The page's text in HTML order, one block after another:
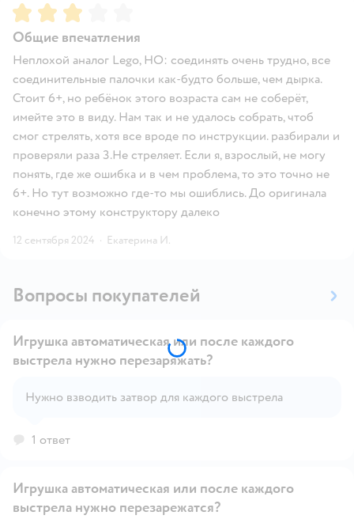
Рейтинг:3
Общие впечатления
Неплохой аналог Lego, НО: соединять очень трудно, все
соединительные палочки как-будто больше, чем дырка.
Стоит 6+, но ребёнок этого возраста сам не соберёт,
имейте это в виду. Нам так и не удалось собрать, чтоб
смог стрелять, хотя все вроде по инструкции. разбирали и
проверяли раза 3.Не стреляет. Если я, взрослый, не могу
понять, где же ошибка и в чем проблема, то это точно не
6+. Но тут возможно где-то мы ошиблись. До оригинала
конечно этому конструктору далеко
12 сентября 2024 · Екатерина И.
Вопросы покупателей
Открыть вопрос
Игрушка автоматическая или после каждого
выстрела нужно перезаряжать?
Нужно взводить затвор для каждого выстрела
1 ответ
Игрушка автоматическая или после каждого
выстрела нужно перезарежатся?